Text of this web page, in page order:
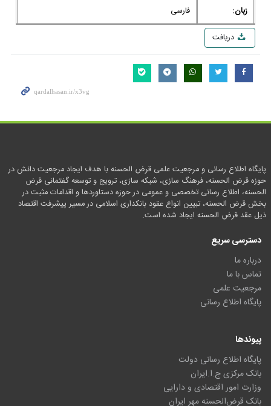
زبان:
فارسی
دریافت
پایگاه اطلاع رسانی و مرجعیت علمی قرض الحسنه با هدف ایجاد مرجعیت دانش در
حوزه قرض الحسنه، فرهنگ سازی، شبکه سازی، ترویج و توسعه گفتمانی قرض
الحسنه، اطلاع رسانی تخصصی و عمومی در حوزه دستاوردها و اقدامات مثبت در
بخش قرض الحسنه، تبیین انواع عقود بانکداری اسلامی در مسیر پیشرفت اقتصاد
ذیل عقد قرض الحسنه ایجاد شده است.
دسترسی سریع
درباره ما
تماس با ما
مرجعیت علمی
پایگاه اطلاع رسانی
پیوندها
پایگاه اطلاع رسانی دولت
بانک مرکزی ج.ا.ایران
وزارت امور اقتصادی و دارایی
بانک قرض‌الحسنه مهر ایران